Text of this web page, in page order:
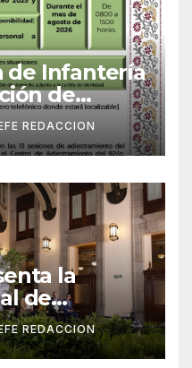
de Infantería
de
obtener La
Militar
REDACCION
la
de
se
y se
REDACCION